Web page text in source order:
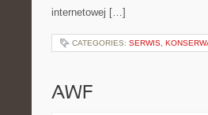
internetowej […]
CATEGORIES: SERWIS,
AWF